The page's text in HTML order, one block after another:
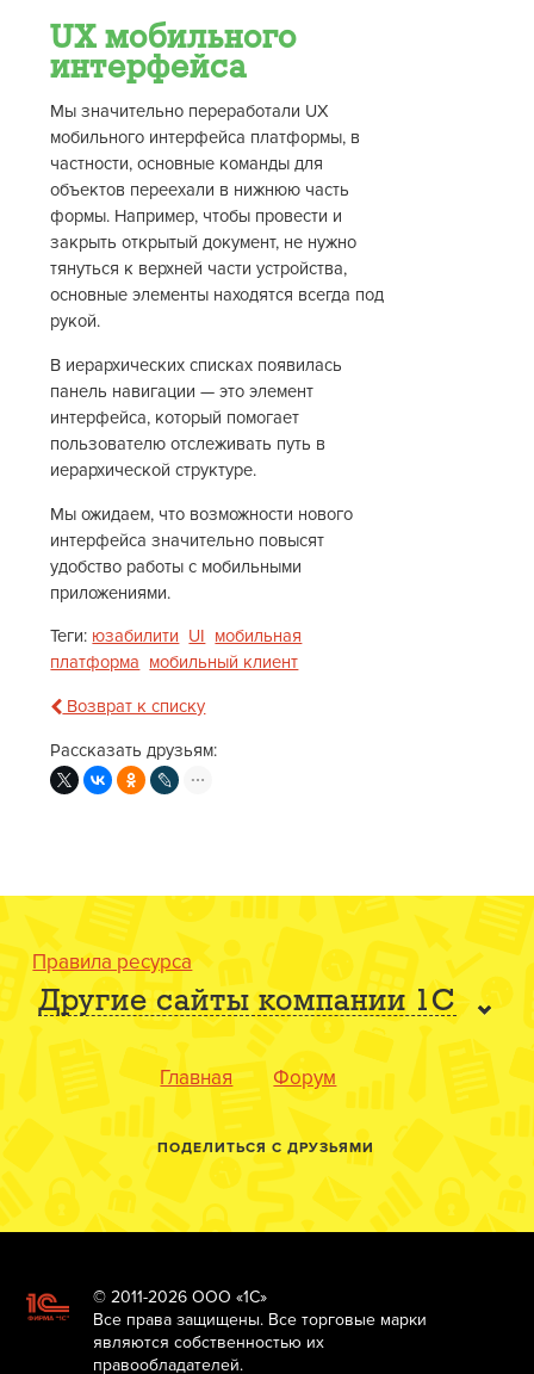
UX мобильного
интерфейса
Мы значительно переработали UX
мобильного интерфейса платформы, в
частности, основные команды для
объектов переехали в нижнюю часть
формы. Например, чтобы провести и
закрыть открытый документ, не нужно
тянуться к верхней части устройства,
основные элементы находятся всегда под
рукой.
В иерархических списках появилась
панель навигации — это элемент
интерфейса, который помогает
пользователю отслеживать путь в
иерархической структуре.
Мы ожидаем, что возможности нового
интерфейса значительно повысят
удобство работы с мобильными
приложениями.
Теги: юзабилити UI мобильная
платформа мобильный клиент
Возврат к списку
Рассказать друзьям:
Правила ресурса
Другие сайты компании 1С
Главная Форум
ПОДЕЛИТЬСЯ С ДРУЗЬЯМИ
© 2011-2026 ООО «1С»
Все права защищены. Все торговые марки
являются собственностью их
правообладателей.